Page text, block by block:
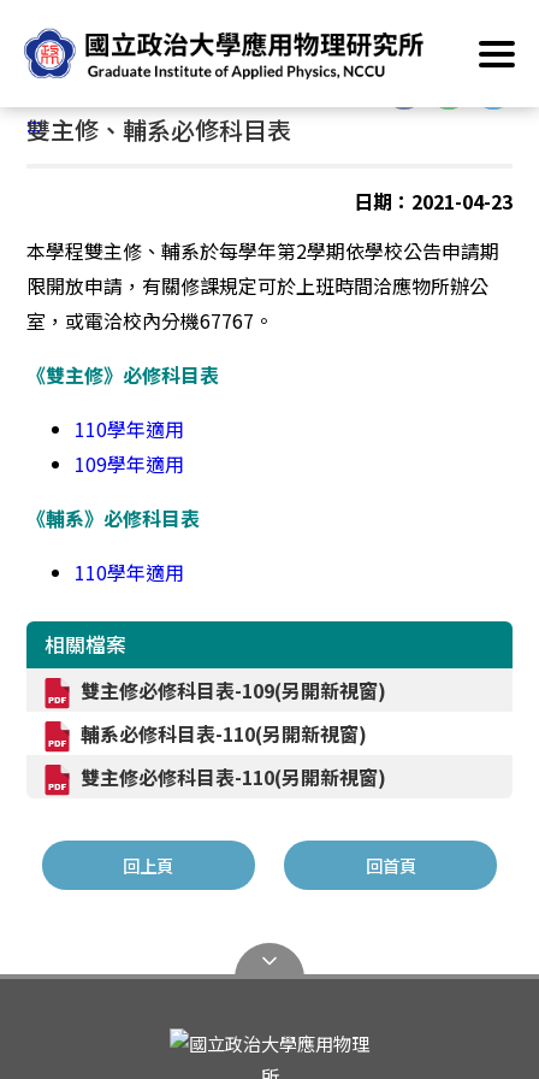
到
主
要
內
首頁 資訊專區 學程專區 / 電子物理學士學位學程
:::
雙主修、輔系必修科目表
日期：2021-04-23
本學程雙主修、輔系於每學年第2學期依學校公告申請期
限開放申請，有關修課規定可於上班時間洽應物所辦公
室，或電洽校內分機67767。
《雙主修》必修科目表
110學年適用
109學年適用
《輔系》必修科目表
110學年適用
相關檔案
雙主修必修科目表-109(另開新視窗)
輔系必修科目表-110(另開新視窗)
雙主修必修科目表-110(另開新視窗)
回上頁 回首頁